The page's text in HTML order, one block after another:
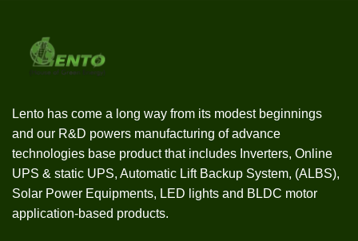
Lento has come a long way from its modest beginnings
and our R&D powers manufacturing of advance
technologies base product that includes Inverters, Online
UPS & static UPS, Automatic Lift Backup System, (ALBS),
Solar Power Equipments, LED lights and BLDC motor
application-based products.